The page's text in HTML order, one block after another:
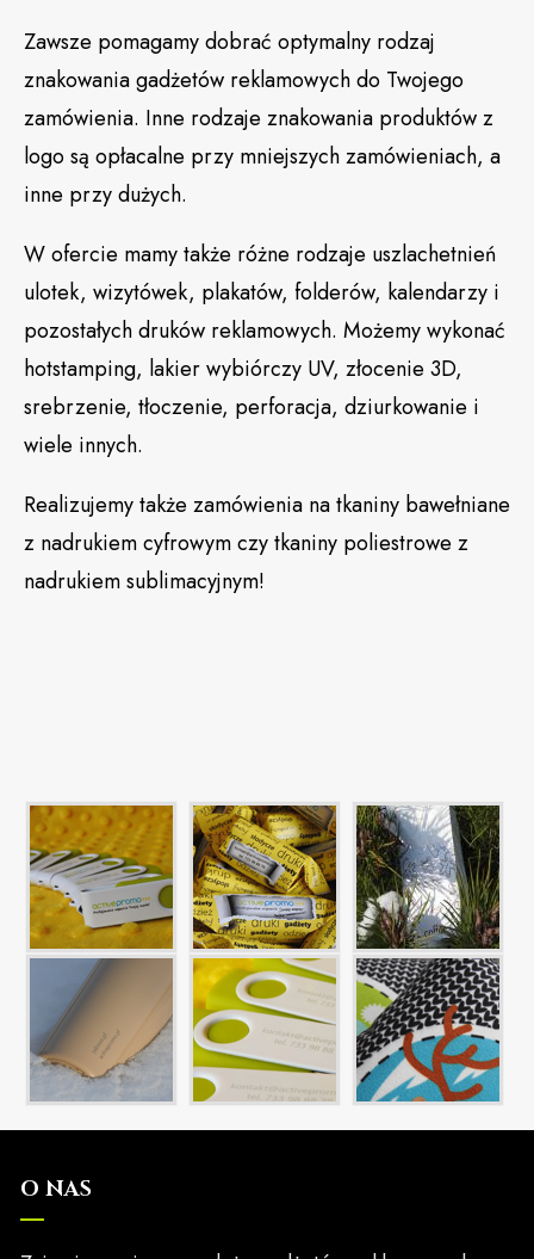
Zawsze pomagamy dobrać optymalny rodzaj
znakowania gadżetów reklamowych do Twojego
zamówienia. Inne rodzaje znakowania produktów z
logo są opłacalne przy mniejszych zamówieniach, a
inne przy dużych.
W ofercie mamy także różne rodzaje uszlachetnień
ulotek, wizytówek, plakatów, folderów, kalendarzy i
pozostałych druków reklamowych. Możemy wykonać
hotstamping, lakier wybiórczy UV, złocenie 3D,
srebrzenie, tłoczenie, perforacja, dziurkowanie i
wiele innych.
Realizujemy także zamówienia na tkaniny bawełniane
z nadrukiem cyfrowym czy tkaniny poliestrowe z
nadrukiem sublimacyjnym!
O NAS